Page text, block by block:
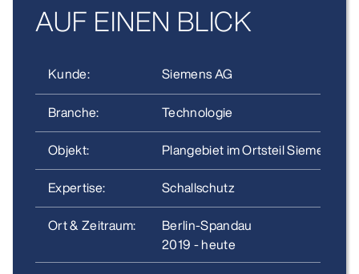
AUF EINEN BLICK
Kunde:
Siemens AG
Branche:
Technologie
Objekt:
Plangebiet im Ortsteil
Expertise:
Schallschutz
Ort & Zeitraum:
Berlin-Spandau
2019 - heute